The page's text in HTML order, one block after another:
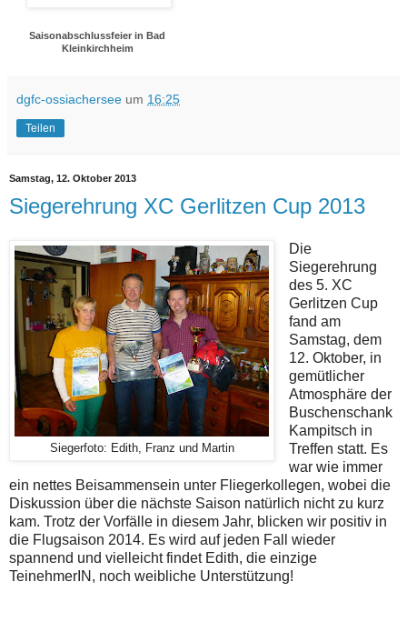
Saisonabschlussfeier in Bad
Kleinkirchheim
dgfc-ossiachersee um 16:25
Teilen
Samstag, 12. Oktober 2013
Siegerehrung XC Gerlitzen Cup 2013
Siegerfoto: Edith, Franz und Martin
Die
Siegerehrung
des 5. XC
Gerlitzen Cup
fand am
Samstag, dem
12. Oktober, in
gemütlicher
Atmosphäre der
Buschenschank
Kampitsch in
Treffen statt. Es
war wie immer
ein nettes Beisammensein unter Fliegerkollegen, wobei die
Diskussion über die nächste Saison natürlich nicht zu kurz
kam. Trotz der Vorfälle in diesem Jahr, blicken wir positiv in
die Flugsaison 2014. Es wird auf jeden Fall wieder
spannend und vielleicht findet Edith, die einzige
TeinehmerIN, noch weibliche Unterstützung!